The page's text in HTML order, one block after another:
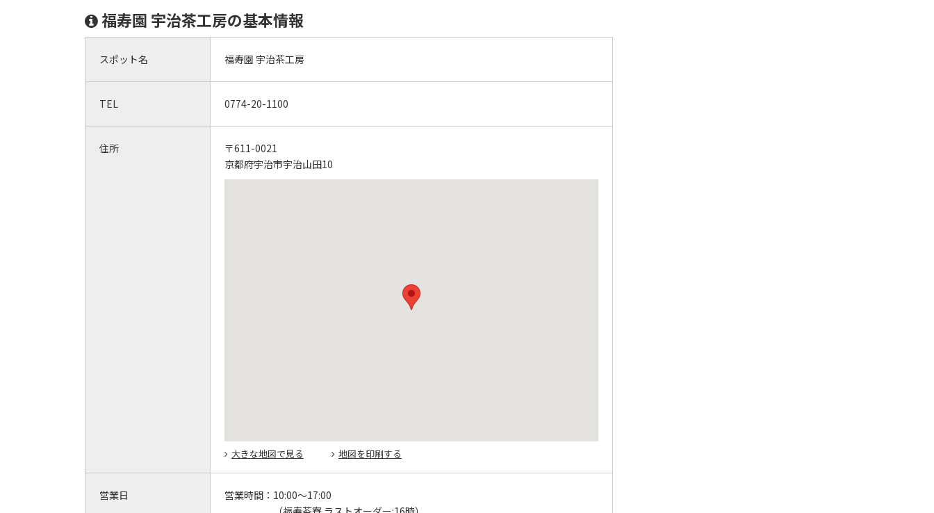
福寿園 宇治茶工房の基本情報
スポット名 福寿園 宇治茶工房
TEL 0774-20-1100
住所
〒611-0021
京都府宇治市宇治山田10
大きな地図で見る 地図を印刷する
営業日 営業時間： 10:00～17:00